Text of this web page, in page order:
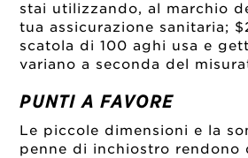
stai utilizzando, al marchio
tua assicurazione sanitaria;
scatola di 100 aghi usa e
variano a seconda del
PUNTI A FAVORE
Le piccole dimensioni e la
penne di inchiostro rendono